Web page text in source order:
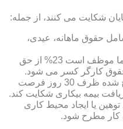
شکایت می کنند، از جمله:
حقوق ماهانه، عیدی،
: کارفرما موظف است 23% از حق
: کارگر اخراج شده ظرف 30 روز فرصت
بیمه بیکاری شکایت کند.
توهین یا ایجاد محیط کاری
کار مطرح شود.